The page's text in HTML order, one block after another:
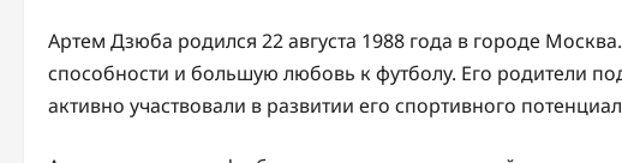
Артем Дзюба родился 22 августа 1988 года в городе
способности и большую любовь к футболу. Его родители
активно участвовали в развитии его спортивного